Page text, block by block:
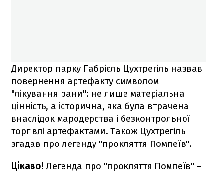
Директор парку Габрієль Цухтрегіль назвав
повернення артефакту символом
"лікування рани": не лише матеріальна
цінність, а історична, яка була втрачена
внаслідок мародерства і безконтрольної
торгівлі артефактами. Також Цухтрегіль
згадав про легенду "прокляття Помпеїв".
Цікаво! Легенда про "прокляття Помпеїв" –